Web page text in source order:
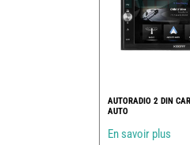
AUTORADIO 2 DIN
AUTO
En savoir plus